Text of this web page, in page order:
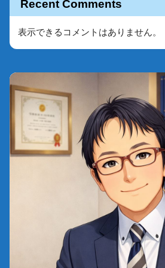
Recent Comments
表示できるコメントはありません。